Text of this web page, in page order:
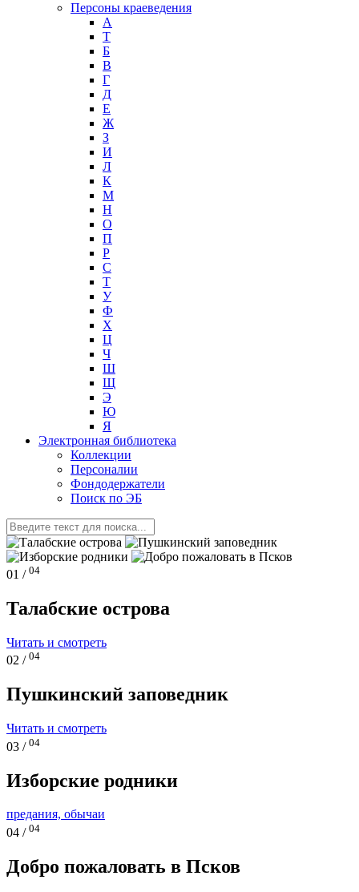
Персоны краеведения
А
T
Б
В
Г
Д
Е
Ж
З
И
Л
К
М
Н
О
П
Р
С
Т
У
Ф
Х
Ц
Ч
Ш
Щ
Э
Ю
Я
Электронная библиотека
Коллекции
Персоналии
Фондодержатели
Поиск по ЭБ
01 / 04
Талабские острова
Читать и смотреть
02 / 04
Пушкинский заповедник
Читать и смотреть
03 / 04
Изборские родники
предания, обычаи
04 / 04
Добро пожаловать в Псков